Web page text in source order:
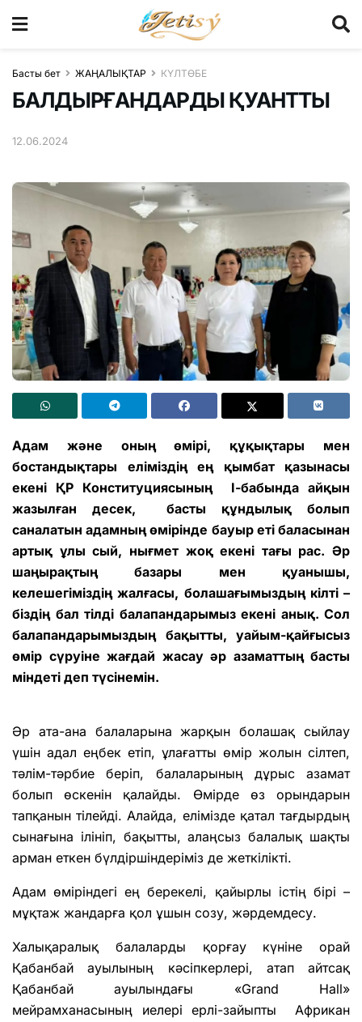
Басты бет ЖАҢАЛЫҚТАР КҮЛТӨБЕ
БАЛДЫРҒАНДАРДЫ ҚУАНТТЫ
12.06.2024
Адам және оның өмірі, құқықтары мен
бостандықтары еліміздің ең қымбат қазынасы
екені ҚР Конституциясының І-бабында айқын
жазылған десек, басты құндылық болып
саналатын адамның өмірінде бауыр еті баласынан
артық ұлы сый, нығмет жоқ екені тағы рас. Әр
шаңырақтың базары мен қуанышы,
келешегіміздің жалғасы, болашағымыздың кілті –
біздің бал тілді балапандарымыз екені анық. Сол
балапандарымыздың бақытты, уайым-қайғысыз
өмір сүруіне жағдай жасау әр азаматтың басты
міндеті деп түсінемін.
Әр ата-ана балаларына жарқын болашақ сыйлау
үшін адал еңбек етіп, ұлағатты өмір жолын сілтеп,
тәлім-тәрбие беріп, балаларының дұрыс азамат
болып өскенін қалайды. Өмірде өз орындарын
тапқанын тілейді. Алайда, елімізде қатал тағдырдың
сынағына ілініп, бақытты, алаңсыз балалық шақты
арман еткен бүлдіршіндеріміз де жеткілікті.
Адам өміріндегі ең берекелі, қайырлы істің бірі –
мұқтаж жандарға қол ұшын созу, жәрдемдесу.
Халықаралық балаларды қорғау күніне орай
Қабанбай ауылының кәсіпкерлері, атап айтсақ
Қабанбай ауылындағы «Grand Hall»
мейрамханасының иелері ерлі-зайыпты Африкан